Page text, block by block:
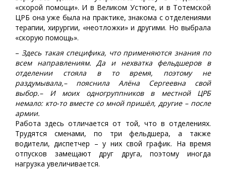
«скорой помощи». И в Великом Устюге, и в Тотемской
ЦРБ она уже была на практике, знакома с отделениями
терапии, хирургии, «неотложки» и другими. Но выбрала
«скорую помощь».
– Здесь такая специфика, что применяются знания по
всем направлениям. Да и нехватка фельдшеров в
отделении стояла в то время, поэтому не
раздумывала,– пояснила Алёна Сергеевна свой
выбор.– И моих одногруппников в местной ЦРБ
немало: кто-то вместе со мной пришёл, другие – после
армии.
Работа здесь отличается от той, что в отделениях.
Трудятся сменами, по три фельдшера, а также
водители, диспетчер – у них свой график. На время
отпусков замещают друг друга, поэтому иногда
нагрузка увеличивается.